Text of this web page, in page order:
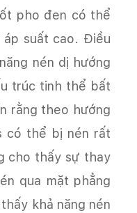
pho đen có thể
suất cao. Điều
nén dị hướng
trúc tinh thể bất
rằng theo hướng
có thể bị nén rất
cho thấy sự thay
qua mặt phẳng
khả năng nén